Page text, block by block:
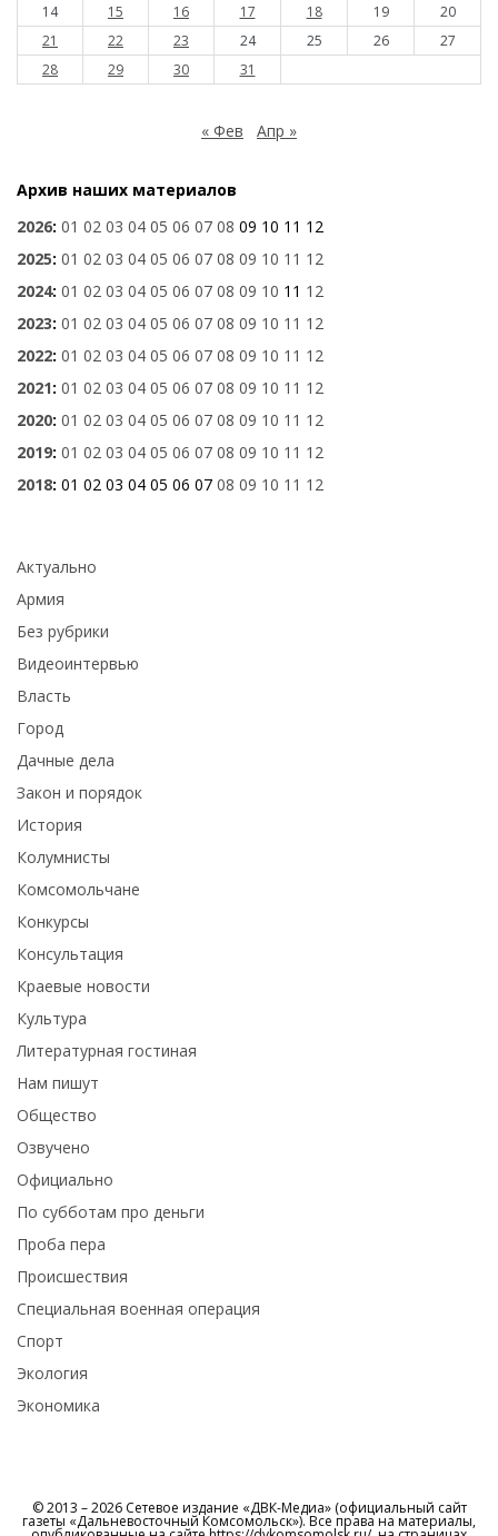
14
15 16 17 18 19
20
21
22 23 24 25 26
27
28
29 30 31
« Фев Апр »
Архив наших материалов
2026: 01 02 03 04 05 06 07 08 09 10 11 12
2025: 01 02 03 04 05 06 07 08 09 10 11 12
2024: 01 02 03 04 05 06 07 08 09 10 11 12
2023: 01 02 03 04 05 06 07 08 09 10 11 12
2022: 01 02 03 04 05 06 07 08 09 10 11 12
2021: 01 02 03 04 05 06 07 08 09 10 11 12
2020: 01 02 03 04 05 06 07 08 09 10 11 12
2019: 01 02 03 04 05 06 07 08 09 10 11 12
2018: 01 02 03 04 05 06 07 08 09 10 11 12
Актуально
Армия
Без рубрики
Видеоинтервью
Власть
Город
Дачные дела
Закон и порядок
История
Колумнисты
Комсомольчане
Конкурсы
Консультация
Краевые новости
Культура
Литературная гостиная
Нам пишут
Общество
Озвучено
Официально
По субботам про деньги
Проба пера
Происшествия
Специальная военная операция
Спорт
Экология
Экономика
© 2013 – 2026 Сетевое издание «ДВК-Медиа» (официальный сайт
газеты «Дальневосточный Комсомольск»). Все права на материалы,